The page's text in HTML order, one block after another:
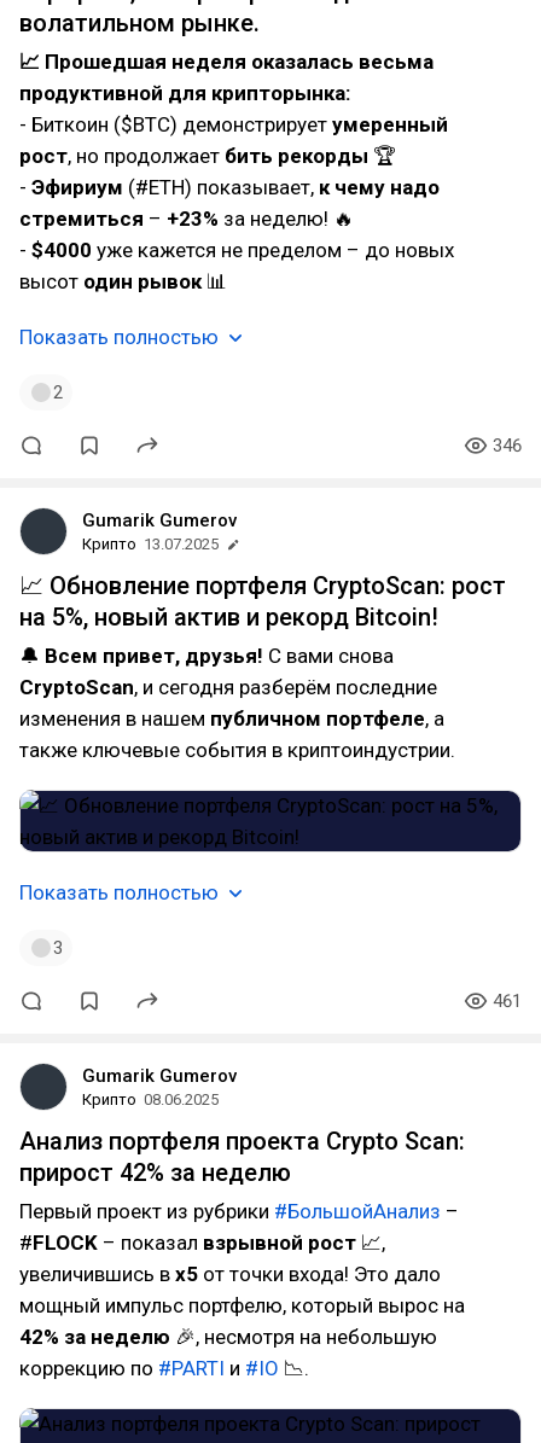
волатильном рынке.
📈 Прошедшая неделя оказалась весьма
продуктивной для крипторынка:
- Биткоин ($BTC) демонстрирует умеренный
рост, но продолжает бить рекорды 🏆
- Эфириум (#ETH) показывает, к чему надо
стремиться – +23% за неделю! 🔥
- $4000 уже кажется не пределом – до новых
высот один рывок📊
Показать полностью
2
346
Gumarik Gumerov
Крипто 13.07.2025
📈 Обновление портфеля CryptoScan: рост
на 5%, новый актив и рекорд Bitcoin!
🔔 Всем привет, друзья! С вами снова
CryptoScan, и сегодня разберём последние
изменения в нашем публичном портфеле, а
также ключевые события в криптоиндустрии.
Показать полностью
3
461
Gumarik Gumerov
Крипто 08.06.2025
Анализ портфеля проекта Crypto Scan:
прирост 42% за неделю
Первый проект из рубрики #БольшойАнализ –
#FLOCK – показал взрывной рост 📈,
увеличившись в х5 от точки входа! Это дало
мощный импульс портфелю, который вырос на
42% за неделю 🎉, несмотря на небольшую
коррекцию по #PARTI и #IO 📉.